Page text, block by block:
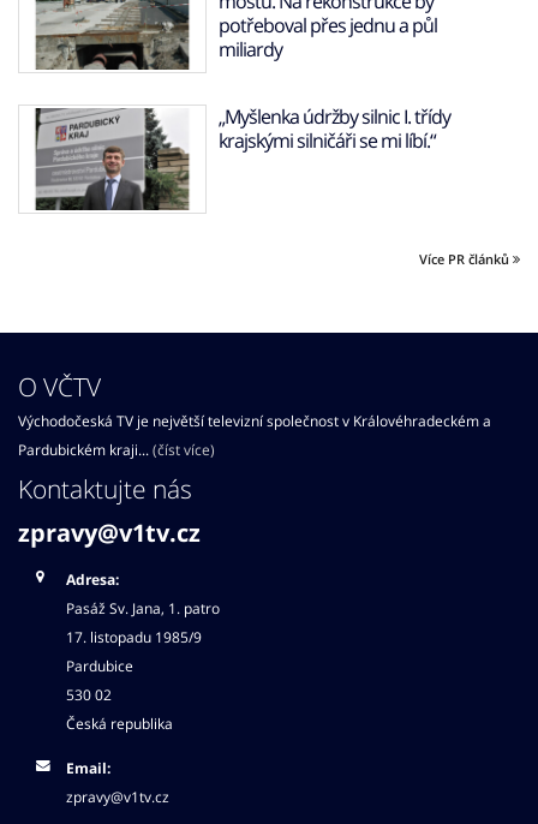
potřeboval přes jednu a půl
miliardy
„Myšlenka údržby silnic I. třídy
krajskými silničáři se mi líbí.“
Více PR článků
O VČTV
Východočeská TV je největší televizní společnost v Královéhradeckém a
Pardubickém kraji... (číst více)
Kontaktujte nás
zpravy@v1tv.cz
Adresa:
Pasáž Sv. Jana, 1. patro
17. listopadu 1985/9
Pardubice
530 02
Česká republika
Email:
zpravy@v1tv.cz